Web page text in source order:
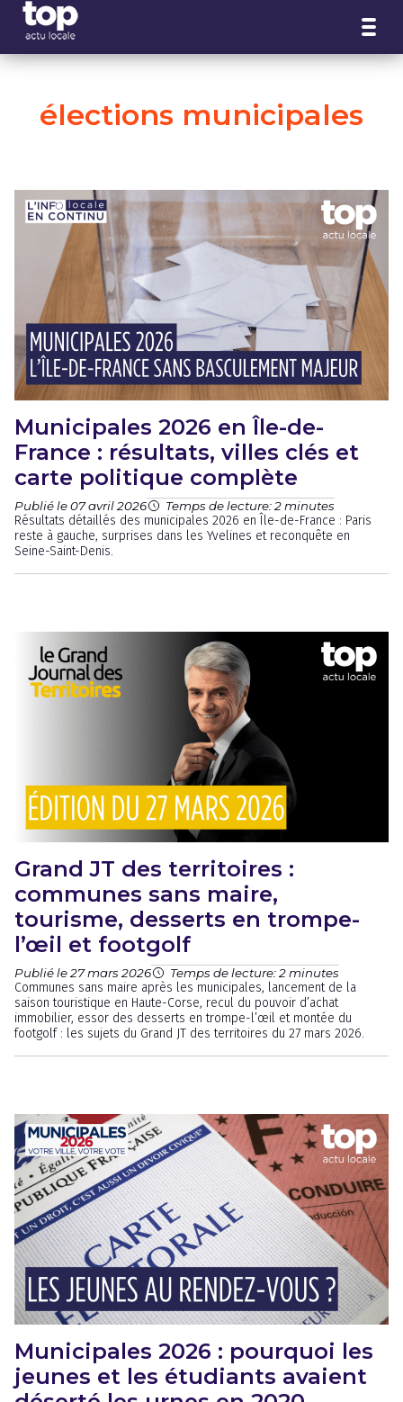
élections municipales
Municipales 2026 en Île-de-
France : résultats, villes clés et
carte politique complète
Publié le 07 avril 2026 Temps de lecture: 2 minutes
Résultats détaillés des municipales 2026 en Île-de-France : Paris
reste à gauche, surprises dans les Yvelines et reconquête en
Seine-Saint-Denis.
Grand JT des territoires :
communes sans maire,
tourisme, desserts en trompe-
l’œil et footgolf
Publié le 27 mars 2026 Temps de lecture: 2 minutes
Communes sans maire après les municipales, lancement de la
saison touristique en Haute-Corse, recul du pouvoir d’achat
immobilier, essor des desserts en trompe-l’œil et montée du
footgolf : les sujets du Grand JT des territoires du 27 mars 2026.
Municipales 2026 : pourquoi les
jeunes et les étudiants avaient
Panneau de gestion des cookies